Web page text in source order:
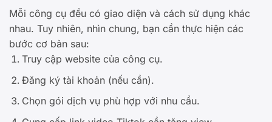
Mỗi công cụ đều có giao diện và cách sử dụng khác
nhau. Tuy nhiên, nhìn chung, bạn cần thực hiện các
bước cơ bản sau:
Truy cập website của công cụ.
Đăng ký tài khoản (nếu cần).
Chọn gói dịch vụ phù hợp với nhu cầu.